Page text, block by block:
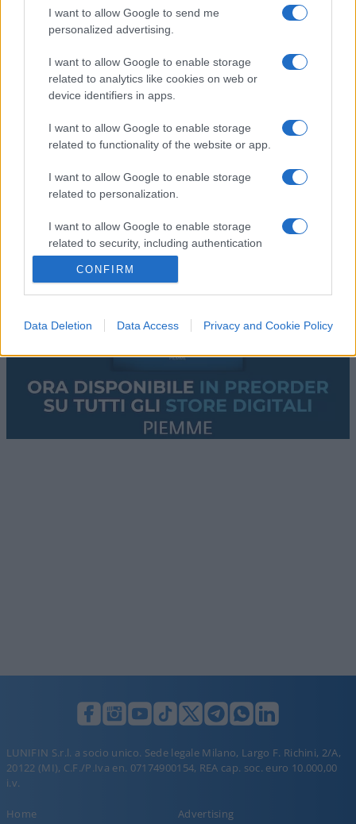
I want to allow Google to send me
personalized advertising.
I want to allow Google to enable storage
related to analytics like cookies on web or
device identifiers in apps.
I want to allow Google to enable storage
related to functionality of the website or app.
I want to allow Google to enable storage
related to personalization.
I want to allow Google to enable storage
related to security, including authentication
functionality and fraud prevention, and other
user protection.
CONFIRM
Data Deletion Data Access Privacy and Cookie Policy
LUNIFIN S.r.l. a socio unico. Sede legale Milano, Largo F. Richini, 2/A,
20122 (MI), C.F./P.Iva en. 07174900154, REA cap. soc. euro 10.000,00
i.v.
Home
Advertising